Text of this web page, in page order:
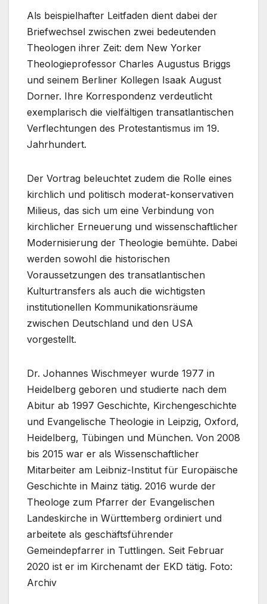
Als beispielhafter Leitfaden dient dabei der
Briefwechsel zwischen zwei bedeutenden
Theologen ihrer Zeit: dem New Yorker
Theologieprofessor Charles Augustus Briggs
und seinem Berliner Kollegen Isaak August
Dorner. Ihre Korrespondenz verdeutlicht
exemplarisch die vielfältigen transatlantischen
Verflechtungen des Protestantismus im 19.
Jahrhundert.
Der Vortrag beleuchtet zudem die Rolle eines
kirchlich und politisch moderat-konservativen
Milieus, das sich um eine Verbindung von
kirchlicher Erneuerung und wissenschaftlicher
Modernisierung der Theologie bemühte. Dabei
werden sowohl die historischen
Voraussetzungen des transatlantischen
Kulturtransfers als auch die wichtigsten
institutionellen Kommunikationsräume
zwischen Deutschland und den USA
vorgestellt.
Dr. Johannes Wischmeyer wurde 1977 in
Heidelberg geboren und studierte nach dem
Abitur ab 1997 Geschichte, Kirchengeschichte
und Evangelische Theologie in Leipzig, Oxford,
Heidelberg, Tübingen und München. Von 2008
bis 2015 war er als Wissenschaftlicher
Mitarbeiter am Leibniz-Institut für Europäische
Geschichte in Mainz tätig. 2016 wurde der
Theologe zum Pfarrer der Evangelischen
Landeskirche in Württemberg ordiniert und
arbeitete als geschäftsführender
Gemeindepfarrer in Tuttlingen. Seit Februar
2020 ist er im Kirchenamt der EKD tätig. Foto:
Archiv